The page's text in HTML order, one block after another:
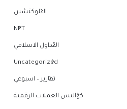
البلوكتشين
NFT
التداول الاسلامي
Uncategorized
تقارير – اسبوعي
كواليس العملات الرقمية